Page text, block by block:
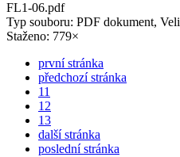
FL1-06.pdf
Typ souboru: PDF dokument,
Staženo: 779×
první stránka
předchozí stránka
11
12
13
další stránka
poslední stránka